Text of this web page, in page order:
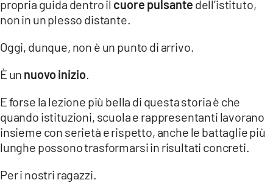
propria guida dentro il cuore pulsante dell’istituto,
non in un plesso distante.
Oggi, dunque, non è un punto di arrivo.
È un nuovo inizio.
E forse la lezione più bella di questa storia è che
quando istituzioni, scuola e rappresentanti lavorano
insieme con serietà e rispetto, anche le battaglie più
lunghe possono trasformarsi in risultati concreti.
Per i nostri ragazzi.